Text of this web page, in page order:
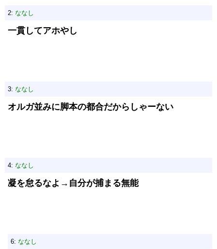
2: ななし
一貫してアホやし
3: ななし
オルガ並みに脚本の都合だからしゃーない
4: ななし
凝を怠るなよ→自分が捕まる無能
6: ななし